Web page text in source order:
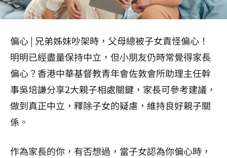
偏心 | 兄弟姊妹吵架時，父母總被子女責怪偏心！
明明已經盡量保持中立，但小朋友仍時常覺得家長
偏心？香港中華基督教青年會佐敦會所助理主任幹
事吳培謙分享2大親子相處關鍵，家長可參考建議，
做到真正中立，釋除子女的疑慮，維持良好親子關
係。
作為家長的你，有否想過，當子女認為你偏心時，